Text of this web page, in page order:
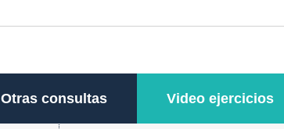
Otras consultas Video ejercicios